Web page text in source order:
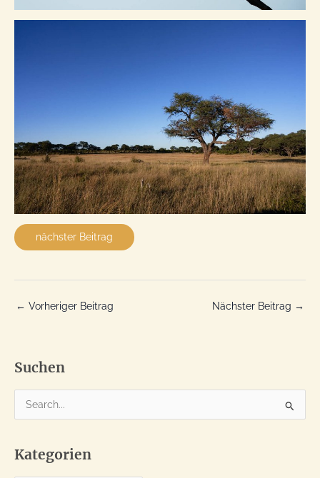
nächster Beitrag
← Vorheriger Beitrag Nächster Beitrag →
Suchen
u
h
e
Kategorien